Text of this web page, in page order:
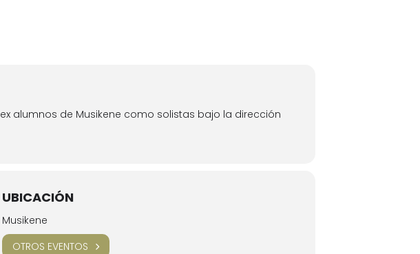
alumnos de Musikene como solistas bajo la dirección
UBICACIÓN
Musikene
OTROS EVENTOS